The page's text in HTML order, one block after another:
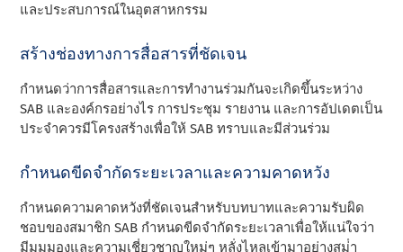
และประสบการณ์ในอุตสาหกรรม
สร้างช่องทางการสื่อสารที่ชัดเจน
กําหนดว่าการสื่อสารและการทํางานร่วมกันจะเกิดขึ้นระหว่าง
SAB และองค์กรอย่างไร การประชุม รายงาน และการอัปเดตเป็น
ประจําควรมีโครงสร้างเพื่อให้ SAB ทราบและมีส่วนร่วม
กําหนดขีดจํากัดระยะเวลาและความคาดหวัง
กําหนดความคาดหวังที่ชัดเจนสําหรับบทบาทและความรับผิด
ชอบของสมาชิก SAB กําหนดขีดจํากัดระยะเวลาเพื่อให้แน่ใจว่า
มีมุมมองและความเชี่ยวชาญใหม่ๆ หลั่งไหลเข้ามาอย่างสม่ํา